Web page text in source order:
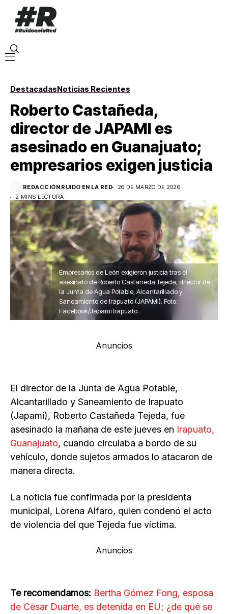
DestacadasNoticias Recientes
Roberto Castañeda,
director de JAPAMI es
asesinado en Guanajuato;
empresarios exigen justicia
REDACCIÓN RUIDO EN LA RED
26 DE MARZO DE 2026
2 MINS LECTURA
Empresarios de León exigieron justicia tras el
asesinato de Roberto Castañeda Tejeda, director de
la Junta de Agua Potable, Alcantarillado y
Saneamiento de Irapuato (JAPAMI). Foto:
Facebook/Japami Irapuato.
Anuncios
El director de la Junta de Agua Potable,
Alcantarillado y Saneamiento de Irapuato
(Japami), Roberto Castañeda Tejeda, fue
asesinado la mañana de este jueves en Irapuato,
Guanajuato, cuando circulaba a bordo de su
vehículo, donde sujetos armados lo atacaron de
manera directa.
La noticia fue confirmada por la presidenta
municipal, Lorena Alfaro, quien condenó el acto
de violencia del que Tejeda fue víctima.
Anuncios
Te recomendamos: Bertha Gómez Fong, esposa
de César Duarte, es detenida en EU; ¿de qué se